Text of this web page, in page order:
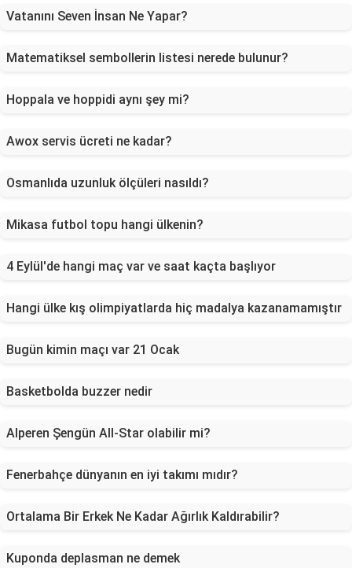
Vatanını Seven İnsan Ne Yapar?
Matematiksel sembollerin listesi nerede bulunur?
Hoppala ve hoppidi aynı şey mi?
Awox servis ücreti ne kadar?
Osmanlıda uzunluk ölçüleri nasıldı?
Mikasa futbol topu hangi ülkenin?
4 Eylül'de hangi maç var ve saat kaçta başlıyor
Hangi ülke kış olimpiyatlarda hiç madalya kazanamamıştır
Bugün kimin maçı var 21 Ocak
Basketbolda buzzer nedir
Alperen Şengün All-Star olabilir mi?
Fenerbahçe dünyanın en iyi takımı mıdır?
Ortalama Bir Erkek Ne Kadar Ağırlık Kaldırabilir?
Kuponda deplasman ne demek